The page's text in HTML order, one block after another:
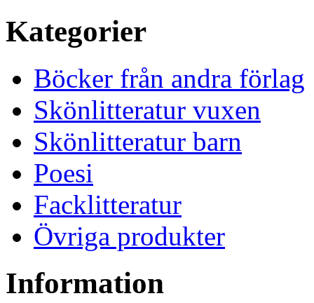
Kategorier
Böcker från andra förlag
Skönlitteratur vuxen
Skönlitteratur barn
Poesi
Facklitteratur
Övriga produkter
Information